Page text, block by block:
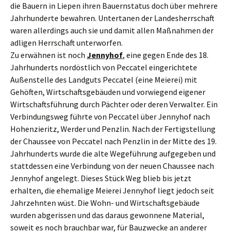
die Bauern in Liepen ihren Bauernstatus doch über mehrere
Jahrhunderte bewahren. Untertanen der Landesherrschaft
waren allerdings auch sie und damit allen Maßnahmen der
adligen Herrschaft unterworfen.
Zu erwähnen ist noch Jennyhof, eine gegen Ende des 18.
Jahrhunderts nordöstlich von Peccatel eingerichtete
Außenstelle des Landguts Peccatel (eine Meierei) mit
Gehöften, Wirtschaftsgebäuden und vorwiegend eigener
Wirtschaftsführung durch Pächter oder deren Verwalter. Ein
Verbindungsweg führte von Peccatel über Jennyhof nach
Hohenzieritz, Werder und Penzlin. Nach der Fertigstellung
der Chaussee von Peccatel nach Penzlin in der Mitte des 19.
Jahrhunderts wurde die alte Wegeführung aufgegeben und
stattdessen eine Verbindung von der neuen Chaussee nach
Jennyhof angelegt. Dieses Stück Weg blieb bis jetzt
erhalten, die ehemalige Meierei Jennyhof liegt jedoch seit
Jahrzehnten wüst. Die Wohn- und Wirtschaftsgebäude
wurden abgerissen und das daraus gewonnene Material,
soweit es noch brauchbar war, für Bauzwecke an anderer